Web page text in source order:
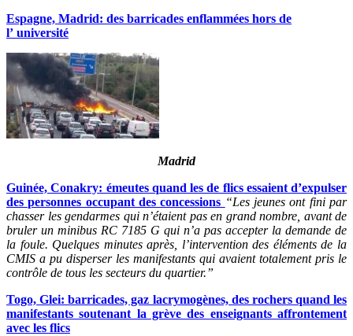
Espagne, Madrid: des barricades enflammées hors de
l’ université
Madrid
Guinée, Conakry: émeutes quand les de flics essaient d’expulser
des personnes occupant des concessions “Les jeunes ont fini par
chasser les gendarmes qui n’étaient pas en grand nombre, avant de
bruler un minibus RC 7185 G qui n’a pas accepter la demande de
la foule. Quelques minutes après, l’intervention des éléments de la
CMIS a pu disperser les manifestants qui avaient totalement pris le
contrôle de tous les secteurs du quartier.”
Togo, Glei: barricades, gaz lacrymogènes, des rochers quand les
manifestants soutenant la grève des enseignants affrontement
avec les flics